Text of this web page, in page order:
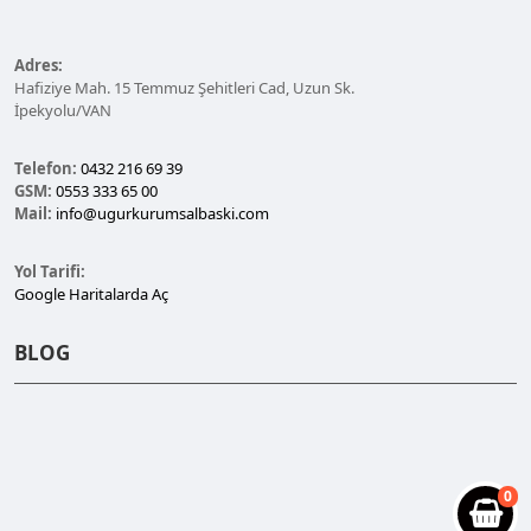
0
Adres:
Hafiziye Mah. 15 Temmuz Şehitleri Cad, Uzun Sk.
İpekyolu/VAN
Telefon: 0432 216 69 39
GSM: 0553 333 65 00
Mail: info@ugurkurumsalbaski.com
Yol Tarifi:
Google Haritalarda Aç
BLOG